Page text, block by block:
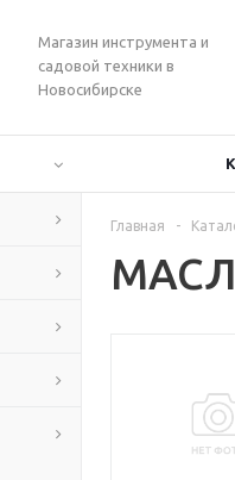
Магазин инструмента и
садовой техники в
Новосибирске
Главная -